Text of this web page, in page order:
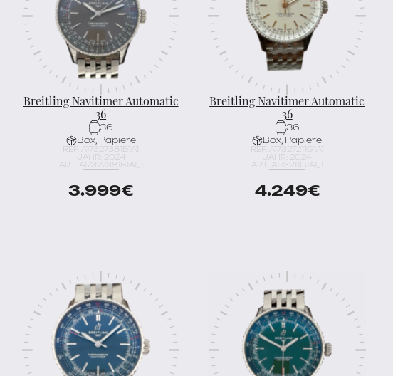
Breitling Navitimer Automatic
36
36
Box, Papiere
REF. A17327381B1A1
JAHR: 2024
ART. A17327381B1A1_1
3.999€
Breitling Navitimer Automatic
36
36
Box, Papiere
REF. A17327211G1A1
JAHR: 2024
ART. A173211G1A1_1
4.249€